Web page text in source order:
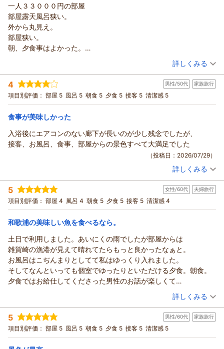
しても、より気持ちよくご利用いただけるよう改善を検討して
まいります。
そのような中でも、「食事も眺めもとても良かった」とのお言
葉を頂戴し、心より感謝申し上げます。
これからも、美しい景色と美味しいお料理、そしてより快適な
滞在をご提供できるようスタッフ一同努めてまいります。
のり様のまたのお帰りを、漁火の宿シーサイド観潮スタッフ一
同心よりお待ち申し上げております。
漁火の宿シーサイド観潮スタッフ一同
（返信日：2026/08/06）
拝読いたしました。また、「カブトムシさんが遊びに来てくれ
るぐらい」と表現していただき、自然豊かな雑賀崎ならではの
環境を微笑ましく感じていただけたご様子に、思わず笑顔にな
りました。
お食事につきましても、お酒との相性を楽しみながらお召し上
がりいただけたとのこと、料理長をはじめ調理スタッフにとっ
たスタッフとの会話も楽しんでいただき、おすすめのお酒や和
歌山の観光スポットがお役に立てたようで、大変嬉しく思いま
す。担当スタッフにも必ずお伝えさせていただきます。
温泉からの景色にもご満足いただき、心身ともにリフレッシュ
そして、お二人が**同じお誕生日**という特別な記念日に、当
館で素敵なお時間をお過ごしいただけたことは、私どもにとっ
ても大変光栄でございます。「スタッフ、お部屋、温泉、食事
とどれも満足度が高く、素敵な誕生日を過ごせました」とのお
ぜひ来年のお誕生日も、またその先の記念日にも、お二人の大
切な時間をお手伝いさせていただけましたら幸いです。
ゆか様、お連れ様のお二人のまたのお帰りを、漁火の宿シーサ
イド観潮スタッフ一同心よりお待ち申し上げております。
漁火の宿シーサイド観潮スタッフ一同
（返信日：2026/08/06）
紀州温泉 ありがとうの湯 漁火の宿 シーサイド観潮からの返信
**キャンディ様**
このたびは漁火の宿シーサイド観潮へご宿泊いただき、誠にあ
りがとうございました。
また、リニューアルしたお部屋につきまして、「とても綺麗」
「広々として清潔感もあり大満足」とのお言葉を頂戴し、大変
嬉しく拝読いたしました。
今回ご宿泊いただいた新客室「和匠」は、「住みたくなるよう
な和室」をコンセプトに設計したお部屋でございます。畳の心
地よさとベッドの快適さを兼ね備えた空間で、ごゆっくりお寛
ぎいただけたご様子に、私どもも大変嬉しく存じます。
ミングにご満足いただけたとのこと、料理長をはじめ調理スタ
ッフにとって何よりの励みでございます。旬の鱧を存分にお楽
しみいただけましたことを嬉しく思っております。
一方で、温泉の湯温が少し熱く、ごゆっくりご入浴いただけな
た湯温管理をより細やかに行い、皆様に快適にお楽しみいただ
けるよう努めてまいります。
また、フロントからお部屋までの動線につきまして、お母様に
はご負担をお掛けし、心苦しく存じます。当館は高台の地形を
足元にご不安がある旨をお知らせいただけましたら、できる限
り移動しやすいお部屋をご案内できるよう努めておりますの
で、次回お越しいただける機会がございましたら、どうぞお気
軽にご相談くださいませ。
これからも、お料理や景色だけでなく、すべてのお客様に安心
して快適にお過ごしいただける宿を目指して精進してまいりま
キャンディ様のまたのお帰りを、漁火の宿シーサイド観潮スタ
ッフ一同心よりお待ち申し上げております。
漁火の宿シーサイド観潮スタッフ一同
一人３３０００円の部屋
部屋露天風呂狭い。
外から丸見え。
部屋狭い。
朝、夕食事はよかった。
（投稿日：2026/07/30）
宿泊時期： 2026年07月宿泊 (恋人旅行)
投稿者： ichirohさん
宿泊プラン： ＼TV放映記念！露天風呂付客室セール／今だけ「33,000円」
日本遺産の絶景を望む、人気客室がお得♪
和洋室 朝・夕
朝/個室利用
夕/個室利用
紀州温泉 ありがとうの湯 漁火の宿 シーサイド観潮からの返信
このたびは漁火の宿シーサイド観潮にご宿泊いただき、誠にあ
りがとうございました。
また、ご夕食・ご朝食につきまして「よかった」とのお言葉を
頂戴し、大変嬉しく存じます。お食事をお楽しみいただけまし
たことは、料理長をはじめ調理スタッフにとって何よりの励み
でございます。
うことができず申し訳ございませんでした。
客室露天風呂の広さやお部屋の広さにつきまして、ご満足いた
だけなかったとのこと、心苦しく拝読いたしました。客室露天
風呂は、お二人でゆったりとお入りいただける広さを想定した
造りとなっております。また、海に向かって開放感を大切にし
た設計のため、周囲を高い囲いで覆うのではなく、景色を楽し
んでいただける造りとしておりますが、ご利用の際に落ち着か
ないと感じられたことにつきましては、貴重なご意見として今
後の参考にさせていただきます。
また、フロントスタッフの対応につきましても、ご期待に沿う
詳しくみる
4 男性/50代 家族旅行
項目別評価： 部屋 5 風呂 5 朝食 5 夕食 5 接客 5 清潔感 5
食事が美味しかった
入浴後にエアコンのない廊下が長いのが少し残念でしたが、
接客、お風呂、食事、部屋からの景色すべて大満足でした
（投稿日：2026/07/29）
投稿者： げんきまるさん(男性/50代)
宿泊プラン： 【薪火料理スタート記念】＜第１弾＞1室最大12,000円OFF！
基本プランを一番お得に♪
和室 朝・夕
宿泊価格帯： 20,001～21,000円(大人一人あたり/税込)
**げんきまる様**
このたびは漁火の宿シーサイド観潮にご宿泊いただき、誠にあ
りがとうございました。
また、「接客、お風呂、食事、部屋からの景色すべて大満足」
とのお言葉を頂戴し、スタッフ一同大変嬉しく拝読いたしまし
た。このような温かいご評価をいただけましたこと、心より御
礼申し上げます。
お部屋から望む雑賀崎の景色や温泉、お料理など、当館ならで
はの魅力をご満喫いただき、ご滞在がご満足いただけるものと
なりましたことを何より嬉しく思っております。スタッフへの
詳しくみる
5 女性/60代 夫婦旅行
項目別評価： 部屋 4 風呂 4 朝食 5 夕食 5 接客 5 清潔感 4
和歌浦の美味しい魚を食べるなら。
土日で利用しました。あいにくの雨でしたが部屋からは
雑賀崎の漁港が見えて晴れてたらもっと良かったなぁと。
お風呂はこぢんまりとしてて私はゆっくり入れました。
そしてなんといっても個室でゆったりといただける夕食。朝食。
夕食ではお給仕してくださった男性のお話が楽しくて
一つ一つお料理を持って来てくださる度に，説明も楽しくて
最高に楽しい夕食の時間が過ごせました。
食後には水素水も入れてくたさり、サービスと配慮の良さに
感激しました。朝はたっぷりの，しらすをご飯の上に乗せていた
（投稿日：2026/07/23）
宿泊時期： 2026年07月宿泊 (夫婦旅行)
投稿者： 妖精さんさん
宿泊プラン： 【じゃらんのお得な10日間】1泊2食付きベストレート｜期間限
定の特別割引プラン
和室 朝・夕
宿泊価格帯：
詳しくみる
5 男性/60代 家族旅行
項目別評価： 部屋 5 風呂 5 朝食 5 夕食 5 接客 5 清潔感 5